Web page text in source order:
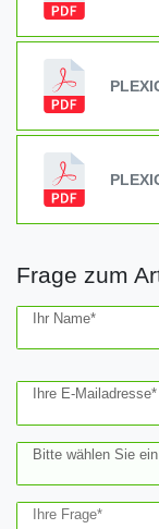
Frage zum
Ihr Name*
Ihre E-Mailadresse*
Bitte wählen Sie
Ihre Frage*